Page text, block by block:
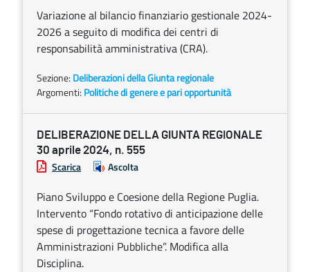
Variazione al bilancio finanziario gestionale 2024-
2026 a seguito di modifica dei centri di
responsabilità amministrativa (CRA).
Sezione: Deliberazioni della Giunta regionale
Argomenti: Politiche di genere e pari opportunità
DELIBERAZIONE DELLA GIUNTA REGIONALE
30 aprile 2024, n. 555
Scarica Ascolta
Piano Sviluppo e Coesione della Regione Puglia.
Intervento “Fondo rotativo di anticipazione delle
spese di progettazione tecnica a favore delle
Amministrazioni Pubbliche”. Modifica alla
Disciplina.